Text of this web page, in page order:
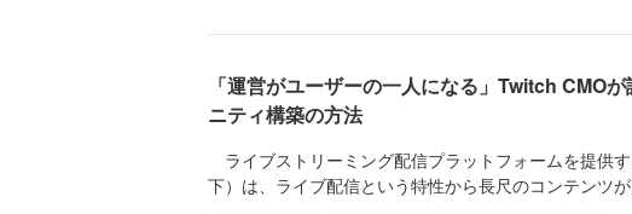
「運営がユーザーの一人になる」Twitch CMO
ニティ構築の方法
ライブストリーミング配信プラットフォームを提供
下）は、ライブ配信という特性から長尺のコンテンツ